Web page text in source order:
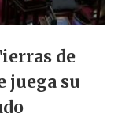
de
juega su